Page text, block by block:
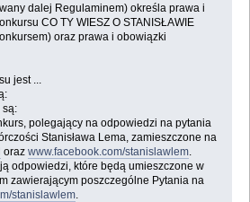
dalej Regulaminem) określa prawa i
CO TY WIESZ O STANISŁAWIE
oraz prawa i obowiązki
jest ...
są:
polegający na odpowiedzi na pytania
Stanisława Lema, zamieszczone na
oraz www.facebook.com/stanislawlem.
odpowiedzi, które będą umieszczone w
zawierającym poszczególne Pytania na
stanislawlem.